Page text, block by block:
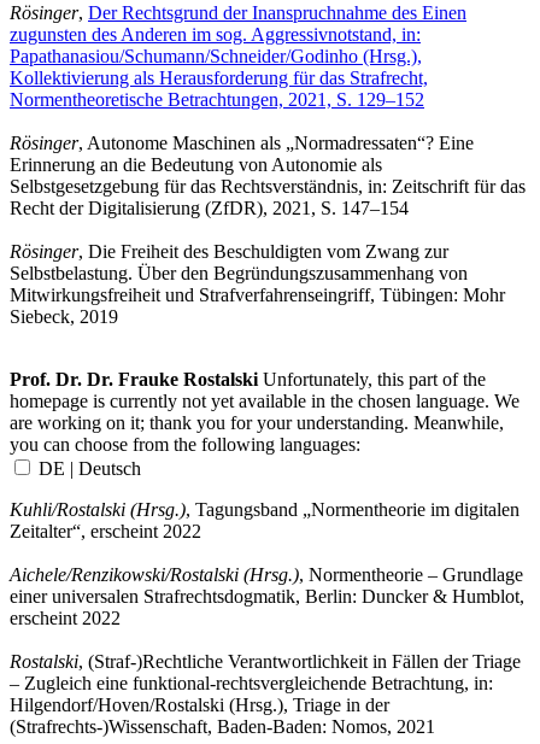
Rösinger, Der Rechtsgrund der Inanspruchnahme des Einen
zugunsten des Anderen im sog. Aggressivnotstand, in:
Papathanasiou/Schumann/Schneider/Godinho (Hrsg.),
Kollektivierung als Herausforderung für das Strafrecht,
Normentheoretische Betrachtungen, 2021, S. 129–152
Rösinger, Autonome Maschinen als „Normadressaten“? Eine
Erinnerung an die Bedeutung von Autonomie als
Selbstgesetzgebung für das Rechtsverständnis, in: Zeitschrift für das
Recht der Digitalisierung (ZfDR), 2021, S. 147–154
Rösinger, Die Freiheit des Beschuldigten vom Zwang zur
Selbstbelastung. Über den Begründungszusammenhang von
Mitwirkungsfreiheit und Strafverfahrenseingriff, Tübingen: Mohr
Siebeck, 2019
Prof. Dr. Dr. Frauke Rostalski Unfortunately, this part of the
homepage is currently not yet available in the chosen language. We
are working on it; thank you for your understanding. Meanwhile,
you can choose from the following languages:
DE | Deutsch
Kuhli/Rostalski (Hrsg.), Tagungsband „Normentheorie im digitalen
Zeitalter“, erscheint 2022
Aichele/Renzikowski/Rostalski (Hrsg.), Normentheorie – Grundlage
einer universalen Strafrechtsdogmatik, Berlin: Duncker & Humblot,
erscheint 2022
Rostalski, (Straf-)Rechtliche Verantwortlichkeit in Fällen der Triage
– Zugleich eine funktional-rechtsvergleichende Betrachtung, in:
Hilgendorf/Hoven/Rostalski (Hrsg.), Triage in der
(Strafrechts-)Wissenschaft, Baden-Baden: Nomos, 2021